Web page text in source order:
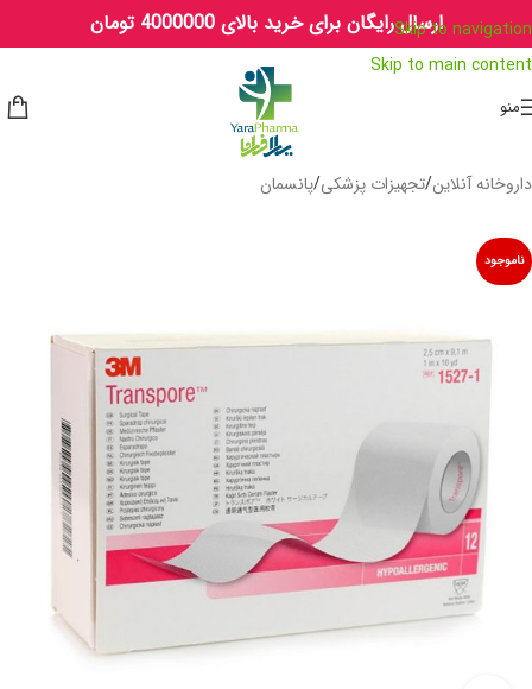
Skip to navigation
Skip to main content
ارسال رایگان برای خرید بالای 4000000 تومان
منو
داروخانه آنلاین/تجهیزات پزشکی/پانسمان
ناموجود